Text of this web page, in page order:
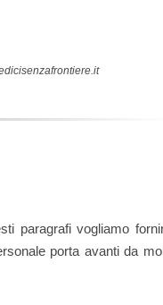
paragrafi vogliamo
porta avanti da